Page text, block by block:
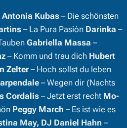
Antonia Kubas – Die schönsten
– La Pura Pasión Darinka –
Gabriella Massa –
– Komm und trau dich Hubert
Zelter – Hoch sollst du leben
– Wegen dir (Nachts
Cordalis – Jetzt erst recht Mo-
Peggy March – Es ist wie es
May, DJ Daniel Hahn –